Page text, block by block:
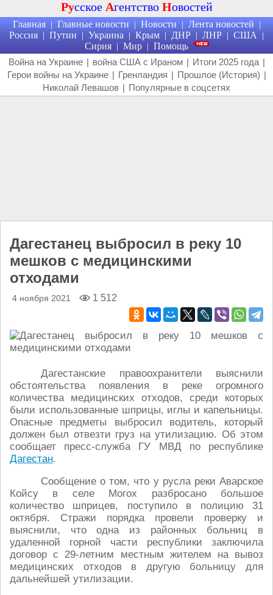
Русское Агентство Новостей
Главная | Главные новости | Новости | Лента новостей |
Россия | Путин | Украина | Крым | ДНР | ЛНР | США |
Сирия | Мир | Помощь
Война на Украине | война США с Ираном | Итоги 2025 года |
Герои войны на Украине | Гренландия | Прошлое (История) |
Николай Левашов | Популярные в соцсетях
Дагестанец выбросил в реку 10
мешков с медицинскими
отходами
4 ноября 2021 1 512
Дагестанские правоохранители выяснили
обстоятельства появления в реке огромного
количества медицинских отходов, среди которых
были использованные шприцы, иглы и капельницы.
Опасные предметы выбросил водитель, который
должен был отвезти груз на утилизацию. Об этом
сообщает пресс-служба ГУ МВД по республике
Дагестан.
Сообщение о том, что у русла реки Аварское
Койсу в селе Могох разбросано большое
количество шприцев, поступило в полицию 31
октября. Стражи порядка провели проверку и
выяснили, что одна из районных больниц в
удаленной горной части республики заключила
договор с 29-летним местным жителем на вывоз
медицинских отходов в другую больницу для
дальнейшей утилизации.